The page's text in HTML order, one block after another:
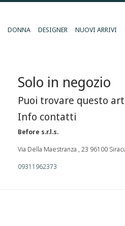
DONNA DESIGNER NUOVI ARRIVI
Solo in negozio
Puoi trovare questo
Info contatti
Before s.r.l.s.
Via Della Maestranza , 23 96100
09311962373